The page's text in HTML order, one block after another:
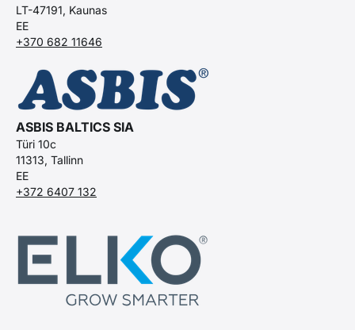
LT-47191, Kaunas
EE
+370 682 11646
ASBIS BALTICS SIA
Türi 10c
11313, Tallinn
EE
+372 6407 132